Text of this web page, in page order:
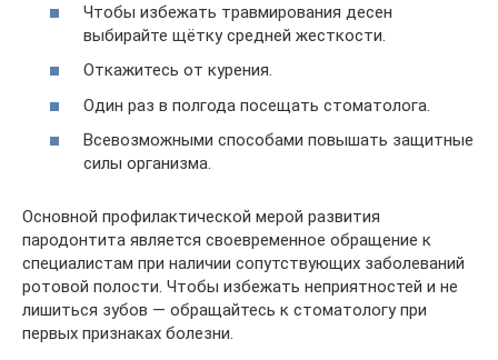
Чтобы избежать травмирования десен
выбирайте щётку средней жесткости.
Откажитесь от курения.
Один раз в полгода посещать стоматолога.
Всевозможными способами повышать защитные
силы организма.
Основной профилактической мерой развития
пародонтита является своевременное обращение к
специалистам при наличии сопутствующих заболеваний
ротовой полости. Чтобы избежать неприятностей и не
лишиться зубов — обращайтесь к стоматологу при
первых признаках болезни.